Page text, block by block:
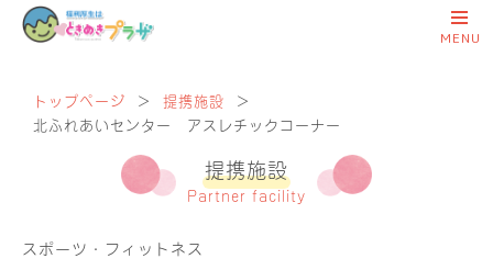
トップページ ＞ 提携施設
＞
北ふれあいセンター アスレチックコーナー
提携施設
Partner facility
スポーツ・フィットネス